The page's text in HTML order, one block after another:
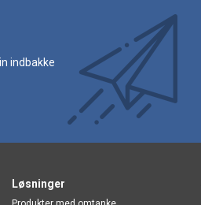
indbakke
Løsninger